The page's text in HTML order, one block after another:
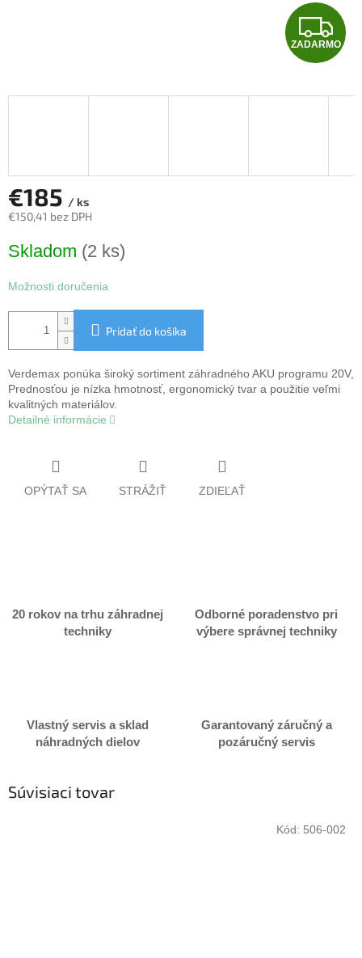
Z
A
D
ZADARMO
€185 / ks
€150,41 bez DPH
cena:
Skladom (2 ks)
Možnosti doručenia
Pridať do košíka
Verdemax ponúka široký sortiment záhradného AKU programu 20V,
Prednosťou je nízka hmotnosť, ergonomický tvar a použitie veľmi
kvalitných materiálov.
Detailné informácie
OPÝTAŤ SA STRÁŽIŤ ZDIEĽAŤ
20 rokov na trhu záhradnej
techniky
Odborné poradenstvo pri
výbere správnej techniky
Vlastný servis a sklad
náhradných dielov
Garantovaný záručný a
pozáručný servis
Súvisiaci tovar
Kód: 506-002